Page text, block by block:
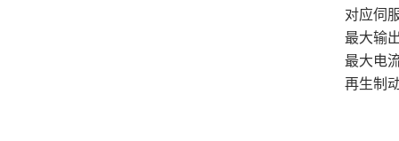
对应伺
最大输
最大电
再生制